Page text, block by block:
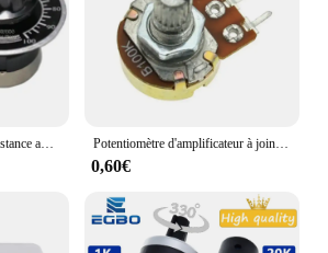
Potentiomètre d'amplificateur à joint unique, WH148, 10K, 20K, 50K, 100K, 500K L: 15mm
0,60€